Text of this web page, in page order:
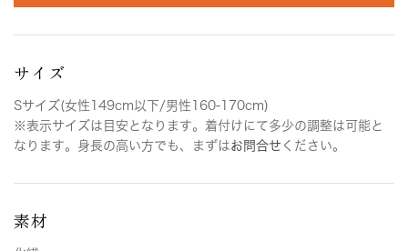
サイズ
Sサイズ(女性149cm以下/男性160-170cm)
※表示サイズは目安となります。着付けにて多少の調整は可能と
なります。身長の高い方でも、まずはお問合せ ください。
素材